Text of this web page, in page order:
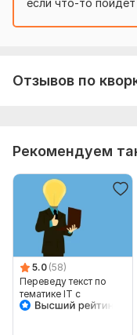
Отзывов по
Рекомендуем
5.0 (58)
Переведу текст по
тематике IT с
английского на